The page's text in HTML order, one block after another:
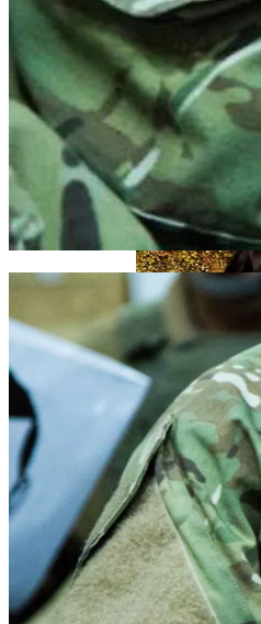
В Египте
Летнюю
Насилие
Семейное
Хранит Свои
Дженнер